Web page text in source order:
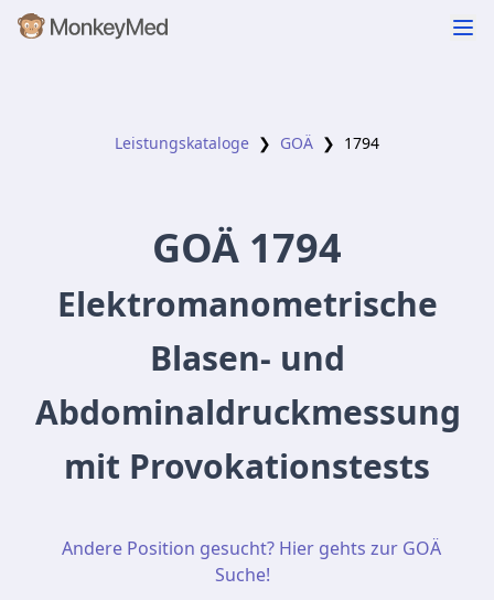
Leistungskataloge ❯ GOÄ ❯ 1794
GOÄ 1794
Elektromanometrische
Blasen- und
Abdominaldruckmessung
mit Provokationstests
Andere Position gesucht? Hier gehts zur GOÄ
Suche!